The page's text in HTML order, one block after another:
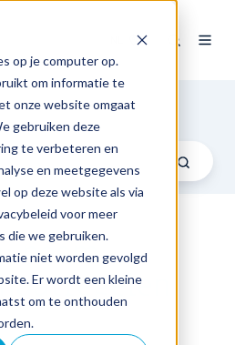
op je computer op.
om informatie te
onze website omgaat
gebruiken deze
te verbeteren en
en meetgegevens
op deze website als via
voor meer
die we gebruiken.
niet worden gevolgd
Er wordt een kleine
om te onthouden
neem